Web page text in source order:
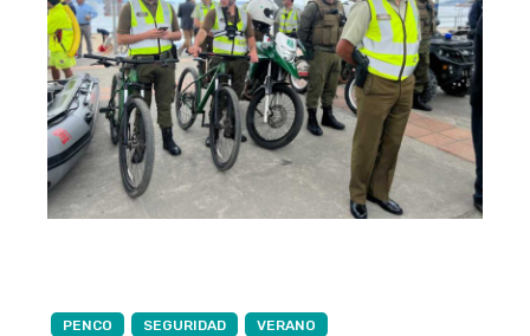
PENCO SEGURIDAD VERANO